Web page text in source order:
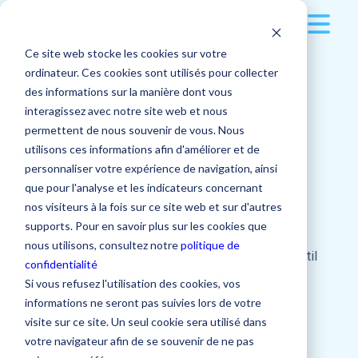
Ce site web stocke les cookies sur votre
ordinateur. Ces cookies sont utilisés pour collecter
des informations sur la manière dont vous
interagissez avec notre site web et nous
permettent de nous souvenir de vous. Nous
utilisons ces informations afin d'améliorer et de
personnaliser votre expérience de navigation, ainsi
que pour l'analyse et les indicateurs concernant
nos visiteurs à la fois sur ce site web et sur d'autres
supports. Pour en savoir plus sur les cookies que
nous utilisons, consultez notrepolitique de
confidentialité
Si vous refusez l'utilisation des cookies, vos
informations ne seront pas suivies lors de votre
visite sur ce site. Un seul cookie sera utilisé dans
votre navigateur afin de se souvenir de ne pas
Solution
Multi-supports
Application mobile
Version desktop
Applications
Publications
Clients
Secteurs d'activité
Grande Distribution
Transport et Logistique
Industrie
➝ Tous les secteurs d'activité
Ressources
Nos conseils pour une communication interne
optimale
🚀 Centre d'accompagnement
👨‍🍳 Nos recettes de communication interne
📁 Nos contenus téléchargeables
Tarifs
Tarifs
🪙 Tarifs
💰 Simulez votre ROI
Entreprise
L'entreprise
Qui sommes-nous ?
Se connecter
Contacter notre équipe
Le seul outil pour
communiqueravec
100%devoséquipes
Améliorez votre communication interne grâce à un outil
Demander une démo